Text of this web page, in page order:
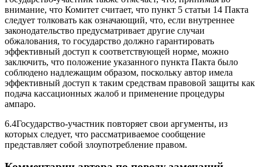
внимание, что Комитет считает, что пункт 5 статьи 14 Пакта
следует толковать как означающий, что, если внутреннее
законодательство предусматривает другие случаи
обжалования, то государство должно гарантировать
эффективный доступ к соответствующей норме, можно
заключить, что положение указанного пункта Пакта было
соблюдено надлежащим образом, поскольку автор имела
эффективный доступ к таким средствам правовой защиты как
подача кассационных жалоб и применение процедуры
ампаро.
6.4Государство-участник повторяет свои аргументы, из
которых следует, что рассматриваемое сообщение
представляет собой злоупотребление правом.